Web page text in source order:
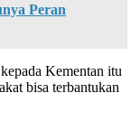
Peran
Kementan itu
bisa terbantukan